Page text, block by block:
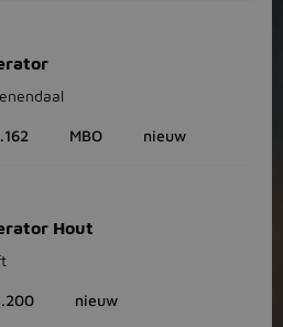
MBO nieuw
Hout
nieuw